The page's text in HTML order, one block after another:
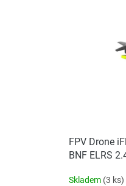
FPV Drone
BNF ELRS
Skladem (3 ks)